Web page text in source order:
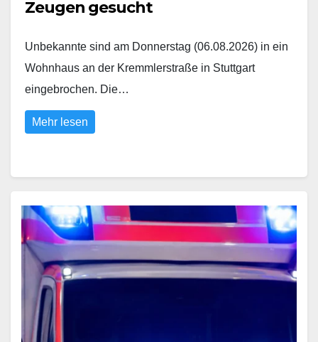
Zeugen gesucht
Unbekannte sind am Donnerstag (06.08.2026) in ein
Wohnhaus an der Kremmlerstraße in Stuttgart
eingebrochen. Die…
Mehr lesen